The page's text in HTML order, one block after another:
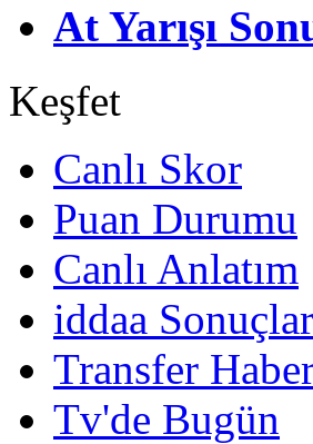
At Yarışı
Keşfet
Canlı Skor
Puan Durumu
Canlı Anlatım
iddaa
Transfer
Tv'de Bugün